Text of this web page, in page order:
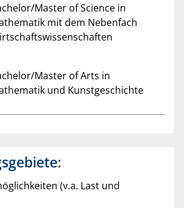
Master of Science in
mit dem Nebenfach
Master of Arts in
und Kunstgeschichte
(v.a. Last und